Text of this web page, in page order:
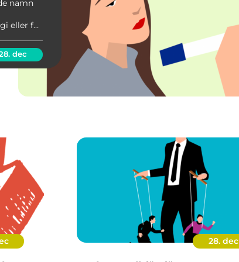
namn
eller för
är en
dec
28. dec